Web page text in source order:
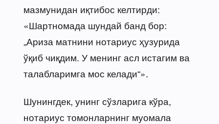
мазмунидан иқтибос келтирди:
«Шартномада шундай банд бор:
„Ариза матнини нотариус ҳузурида
ўқиб чиқдим. У менинг асл истагим ва
талабларимга мос келади“».
Шунингдек, унинг сўзларига кўра,
нотариус томонларнинг муомала